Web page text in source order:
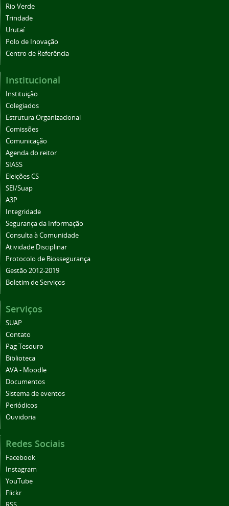
Rio Verde
Trindade
Urutaí
Polo de Inovação
Centro de Referência
Institucional
Instituição
Colegiados
Estrutura Organizacional
Comissões
Comunicação
Agenda do reitor
SIASS
Eleições CS
SEI/Suap
A3P
Integridade
Segurança da Informação
Consulta à Comunidade
Atividade Disciplinar
Protocolo de Biossegurança
Gestão 2012-2019
Boletim de Serviços
Serviços
SUAP
Contato
Pag Tesouro
Biblioteca
AVA - Moodle
Documentos
Sistema de eventos
Periódicos
Ouvidoria
Redes Sociais
Facebook
Instagram
YouTube
Flickr